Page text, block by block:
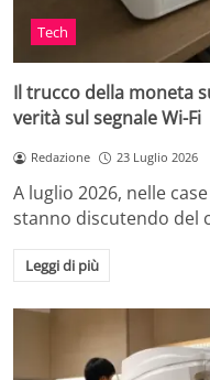
Tech
Il trucco della moneta
verità sul segnale Wi-Fi
Redazione 23 Luglio 2026
A luglio 2026, nelle
stanno discutendo del
Leggi di più